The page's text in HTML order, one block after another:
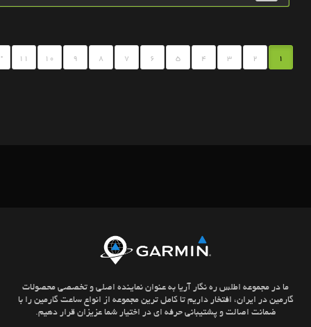
1
2
3
4
5
6
7
8
9
10
11
ما در مجموعه اطلس ره نگار آریا به عنوان نماینده اصلی و تخصصی محصولات
گارمین در ایران، افتخار داریم تا کامل ترین مجموعه از انواع ساعت گارمین را با
ضمانت اصالت و پشتیبانی حرفه ای در اختیار شما عزیزان قرار دهیم.